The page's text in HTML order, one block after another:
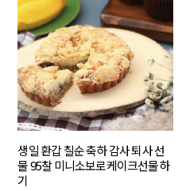
생일 환갑 칠순 축하 감사 퇴사 선
물 95찰 미니소보로케이크선물하
기